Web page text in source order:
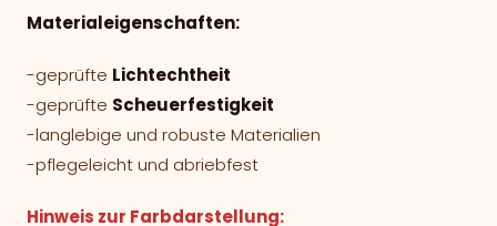
Materialeigenschaften:
-geprüfte Lichtechtheit
-geprüfte Scheuerfestigkeit
-langlebige und robuste Materialien
-pflegeleicht und abriebfest
Hinweis zur Farbdarstellung: